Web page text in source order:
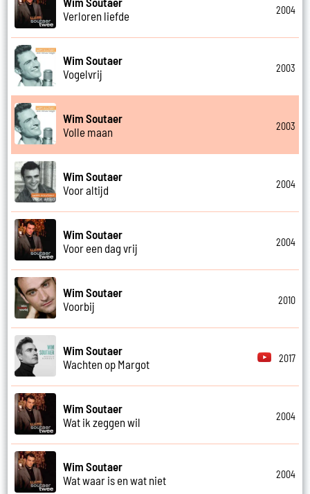
Verloren liefde
2004
Wim Soutaer
Vogelvrij
2003
Wim Soutaer
Volle maan
2003
Wim Soutaer
Voor altijd
2004
Wim Soutaer
Voor een dag vrij
2004
Wim Soutaer
Voorbij
2010
Wim Soutaer
Wachten op Margot
2017
Wim Soutaer
Wat ik zeggen wil
2004
Wim Soutaer
Wat waar is en wat niet
2004